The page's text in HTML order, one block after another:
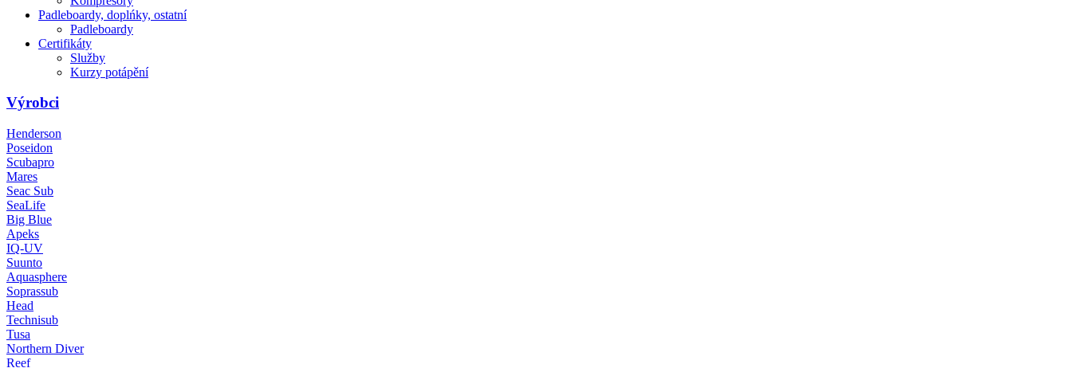
Padleboardy, doplńky, ostatní
Padleboardy
Certifikáty
Služby
Kurzy potápění
Výrobci
Henderson
Poseidon
Scubapro
Mares
Seac Sub
SeaLife
Big Blue
Apeks
IQ-UV
Suunto
Aquasphere
Soprassub
Head
Technisub
Tusa
Northern Diver
Reef